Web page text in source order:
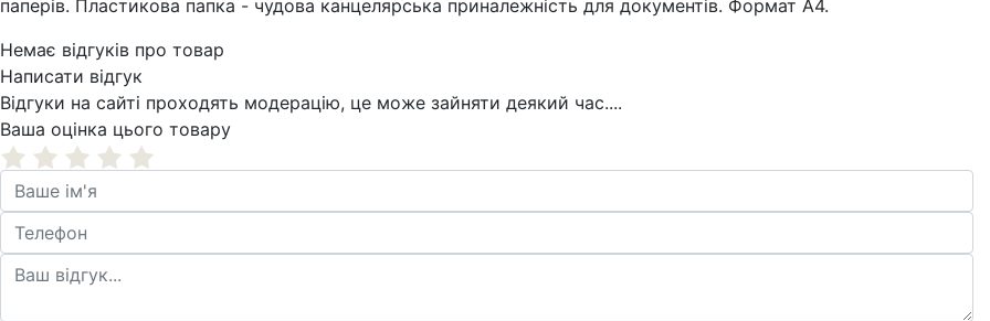
паперів. Пластикова папка - чудова канцелярська приналежність для документів. Формат А4.
Немає відгуків про товар
Написати відгук
Відгуки на сайті проходять модерацію, це може зайняти деякий час....
Ваша оцінка цього товару